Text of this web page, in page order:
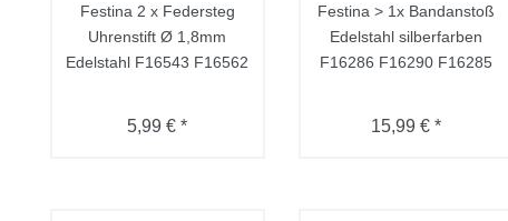
Festina 2 x Federsteg
Uhrenstift Ø 1,8mm
Edelstahl F16543 F16562
5,99 € *
Festina > 1x Bandanstoß
Edelstahl silberfarben
F16286 F16290 F16285
15,99 € *